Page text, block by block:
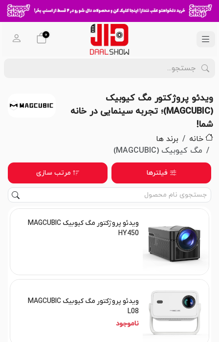
0
ویدئو پروژکتور مگ کیوبیک
(MAGCUBIC)؛ تجربه سینمایی در خانه
شما!
خانه
برند ها
مگ کیوبیک (MAGCUBIC)
فیلترها مرتب سازی
ویدئو پروژکتور مگ کیوبیک MAGCUBIC
HY450
ویدئو پروژکتور مگ کیوبیک MAGCUBIC
L08
ناموجود